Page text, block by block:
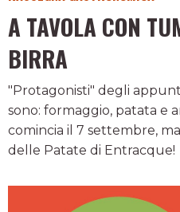
A TAVOLA CON
BIRRA
"Protagonisti" degli
sono: formaggio, patata e
comincia il 7 settembre,
delle Patate di Entracque!